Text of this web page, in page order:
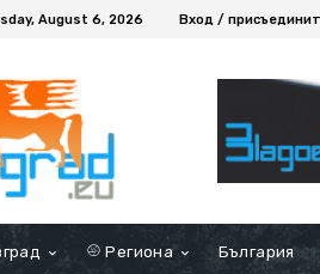
August 6, 2026 Вход /
Региона България